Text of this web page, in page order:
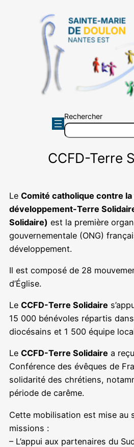
Rechercher
CCFD-Terre
Le Comité catholique contre
développement-Terre
Solidaire) est la première
gouvernementale (ONG)
développement.
Il est composé de 28
d’Église.
Le CCFD-Terre Solidaire
15 000 bénévoles répartis
diocésains et 1 500 équipe
Le CCFD-Terre Solidaire a
Conférence des évêques de
solidarité des chrétiens,
période de carême.
Cette mobilisation est mise au
missions :
– L’appui aux partenaires du